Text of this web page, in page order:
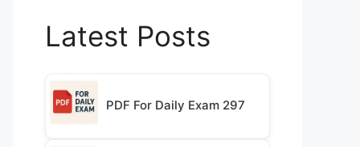
Latest Posts
PDF For Daily Exam 297